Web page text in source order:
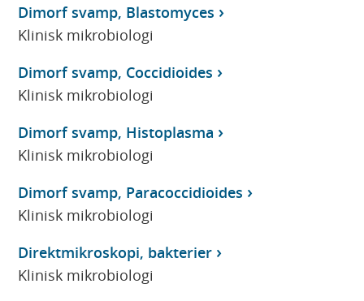
Dimorf svamp, Blastomyces
Klinisk mikrobiologi
Dimorf svamp, Coccidioides
Klinisk mikrobiologi
Dimorf svamp, Histoplasma
Klinisk mikrobiologi
Dimorf svamp, Paracoccidioides
Klinisk mikrobiologi
Direktmikroskopi, bakterier
Klinisk mikrobiologi